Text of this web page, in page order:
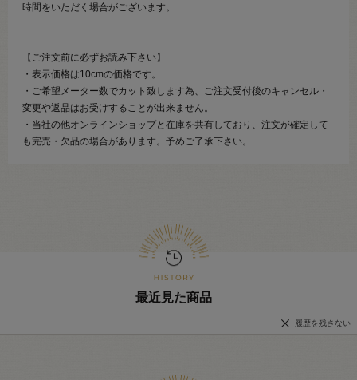
時間をいただく場合がございます。
【ご注文前に必ずお読み下さい】
・表示価格は10cmの価格です。
・ご希望メーター数でカット致します為、ご注文受付後のキャンセル・
変更や返品はお受けすることが出来ません。
・当社の他オンラインショップと在庫を共有しており、注文が確定して
も完売・欠品の場合があります。予めご了承下さい。
最近見た商品
履歴を残さない